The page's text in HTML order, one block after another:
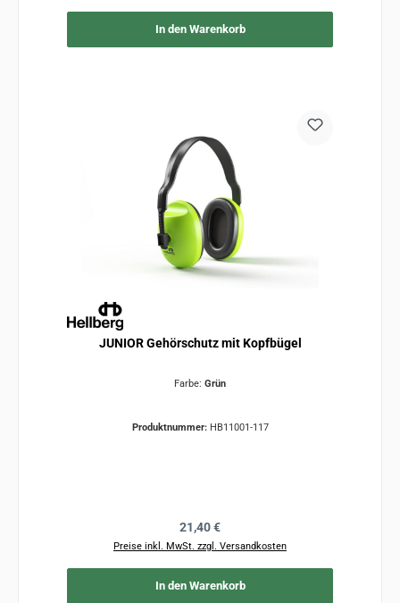
In den Warenkorb
JUNIOR Gehörschutz mit Kopfbügel
Farbe: Grün
Produktnummer: HB11001-117
Regulärer Preis:
21,40 €
Preise inkl. MwSt. zzgl. Versandkosten
In den Warenkorb